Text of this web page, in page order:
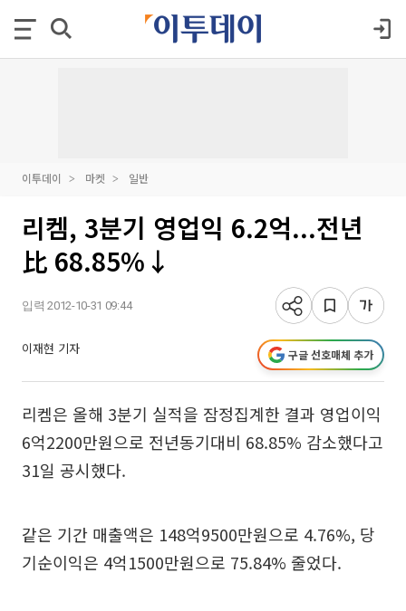
이투데이 마켓 일반
리켐, 3분기 영업익 6.2억...전년
比 68.85%↓
입력 2012-10-31 09:44
이재현 기자 구글 선호매체 추가
리켐은 올해 3분기 실적을 잠정집계한 결과 영업이익
6억2200만원으로 전년동기대비 68.85% 감소했다고
31일 공시했다.
같은 기간 매출액은 148억9500만원으로 4.76%, 당
기순이익은 4억1500만원으로 75.84% 줄었다.